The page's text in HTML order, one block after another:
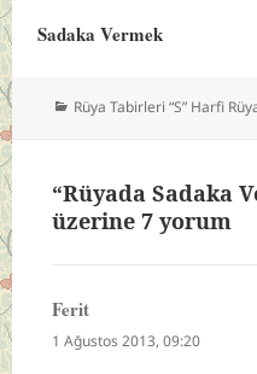
Sadaka Vermek
Kategoriler
Rüya Tabirleri “S” Harfi
“Rüyada Sadaka
üzerine 7 yorum
Feritdedi
ki:
1 Ağustos 2013, 09:20